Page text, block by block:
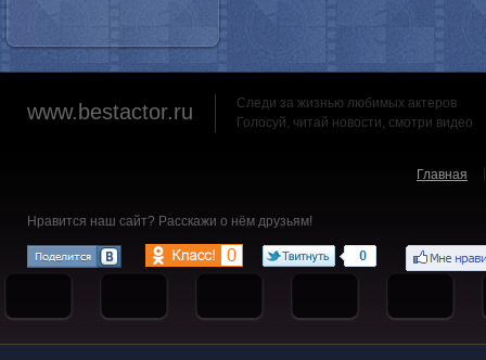
www.bestactor.ru
Следи за жизнью любимых актеров
Голосуй, читай новости, смотри видео
Главная
Нравится наш сайт? Расскажи о нём друзьям!